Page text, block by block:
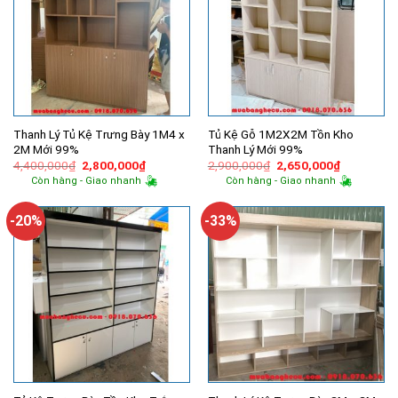
Thanh Lý Tủ Kệ Trưng Bày 1M4 x
2M Mới 99%
4,400,000₫ Giá
gốc
là:
2,800,000₫Giá
hiện
tại
2,800,000₫.
Còn hàng - Giao nhanh
Tủ Kệ Gỗ 1M2X2M Tồn Kho
Thanh Lý Mới 99%
2,900,000₫ Giá
gốc
là:
2,650,000₫Giá
hiện
tại
Còn hàng - Giao nhanh
-20% -33%